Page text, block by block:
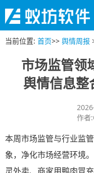
当前位置: 首页>> 舆情周报
市场监管领
舆情信息整
作者:
本周市场监管与行业监
象，净化市场经营环境